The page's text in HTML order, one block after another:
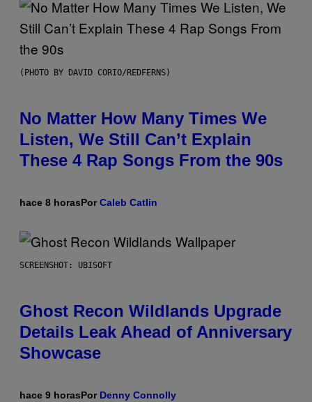
(PHOTO BY DAVID CORIO/REDFERNS)
No Matter How Many Times We
Listen, We Still Can’t Explain
These 4 Rap Songs From the 90s
hace 8 horasPorCaleb Catlin
SCREENSHOT: UBISOFT
Ghost Recon Wildlands Upgrade
Details Leak Ahead of Anniversary
Showcase
hace 9 horasPor Denny Connolly